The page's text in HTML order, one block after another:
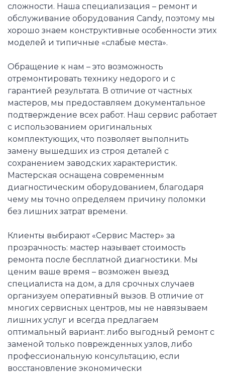
сложности. Наша специализация – ремонт и
обслуживание оборудования Candy, поэтому мы
хорошо знаем конструктивные особенности этих
моделей и типичные «слабые места».
Обращение к нам – это возможность
отремонтировать технику недорого и с
гарантией результата. В отличие от частных
мастеров, мы предоставляем документальное
подтверждение всех работ. Наш сервис работает
с использованием оригинальных
комплектующих, что позволяет выполнить
замену вышедших из строя деталей с
сохранением заводских характеристик.
Мастерская оснащена современным
диагностическим оборудованием, благодаря
чему мы точно определяем причину поломки
без лишних затрат времени.
Клиенты выбирают «Сервис Мастер» за
прозрачность: мастер называет стоимость
ремонта после бесплатной диагностики. Мы
ценим ваше время – возможен выезд
специалиста на дом, а для срочных случаев
организуем оперативный вызов. В отличие от
многих сервисных центров, мы не навязываем
лишних услуг и всегда предлагаем
оптимальный вариант: либо выгодный ремонт с
заменой только поврежденных узлов, либо
профессиональную консультацию, если
восстановление экономически